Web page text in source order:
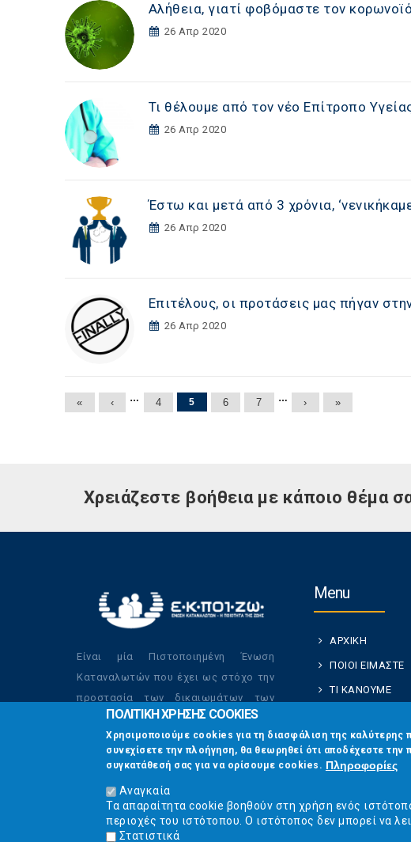
Αλήθεια, γιατί φοβόμαστε τον
26 Απρ 2020
Τι θέλουμε από τον νέο Επίτροπο
26 Απρ 2020
Έστω και μετά από 3 χρόνια,
26 Απρ 2020
Επιτέλους, οι προτάσεις μας πήγαν
26 Απρ 2020
Σελίδες
« ‹ … 4 5 6 7 … › »
Χρειάζεστε βοήθεια με κάποιο θέμα
Είναι μία Πιστοποιημένη Ένωση
Καταναλωτών που έχει ως στόχο την
προστασία των δικαιωμάτων των
καταναλωτών και την βελτίωση της
ποιότητας της ζωής τους.
Menu
ΑΡΧΙΚΗ
ΠΟΙΟΙ ΕΙΜΑΣΤΕ
ΤΙ ΚΑΝΟΥΜΕ
ΟΙ ΔΡΑΣΕΙΣ ΜΑΣ
ΕΠΙΚΟΙΝΩΝΙΑ
ΠΟΛΙΤΙΚΗ ΧΡΗΣΗΣ COOKIES
Χρησιμοποιούμε cookies για τη διασφάλιση της καλύτερης
συνεχίσετε την πλοήγηση, θα θεωρηθεί ότι αποδέχεστε την
συγκατάθεσή σας για να ορίσουμε cookies. Πληροφορίες
Αναγκαία
Τα απαραίτητα cookie βοηθούν στη χρήση ενός
περιοχές του ιστότοπου. Ο ιστότοπος δεν μπορεί να
Στατιστικά